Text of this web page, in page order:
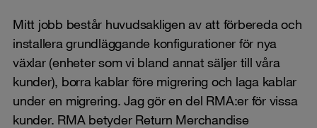
Mitt jobb består huvudsakligen av att förbereda och
installera grundläggande konfigurationer för nya
växlar (enheter som vi bland annat säljer till våra
kunder), borra kablar före migrering och laga kablar
under en migrering. Jag gör en del RMA:er för vissa
kunder. RMA betyder Return Merchandise